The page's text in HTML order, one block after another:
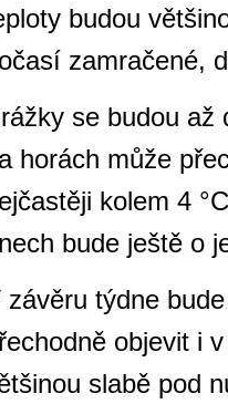
budou
zamračené,
se budou až
horách může
kolem 4
bude ještě o
závěru týdne
objevit i
slabě pod